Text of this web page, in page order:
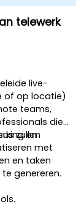
telewerk
live-
of op locatie)
teams,
die
en
met
zullen
en taken
genereren.